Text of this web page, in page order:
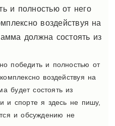
и полностью от него
воздействуя на
должна состоять из
победить и полностью от
воздействуя на
будет состоять из
и спорте я здесь не пишу,
и обсуждению не